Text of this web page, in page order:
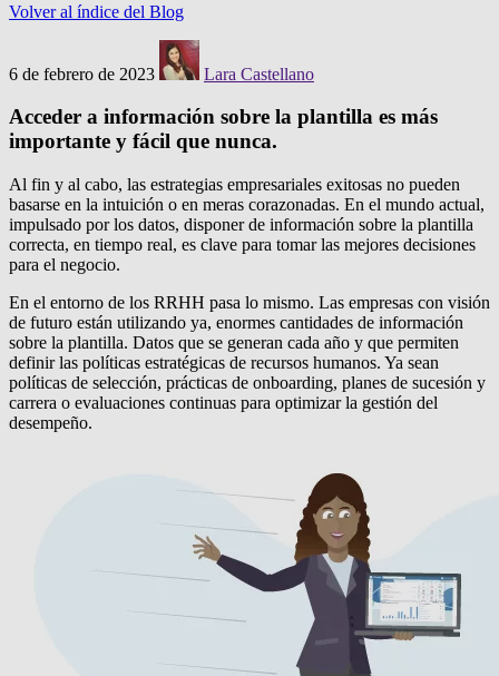
Volver al índice del Blog
6 de febrero de 2023 Lara Castellano
Acceder a información sobre la plantilla es más
importante y fácil que nunca.
Al fin y al cabo, las estrategias empresariales exitosas no pueden
basarse en la intuición o en meras corazonadas. En el mundo actual,
impulsado por los datos, disponer de información sobre la plantilla
correcta, en tiempo real, es clave para tomar las mejores decisiones
para el negocio.
En el entorno de los RRHH pasa lo mismo. Las empresas con visión
de futuro están utilizando ya, enormes cantidades de información
sobre la plantilla. Datos que se generan cada año y que permiten
definir las políticas estratégicas de recursos humanos. Ya sean
políticas de selección, prácticas de onboarding, planes de sucesión y
carrera o evaluaciones continuas para optimizar la gestión del
desempeño.